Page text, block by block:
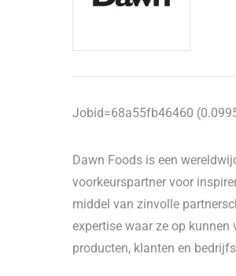
Jobid=68a55fb46460
Dawn Foods is een
voorkeurspartner voor
middel van zinvolle
expertise waar ze op
producten, klanten en